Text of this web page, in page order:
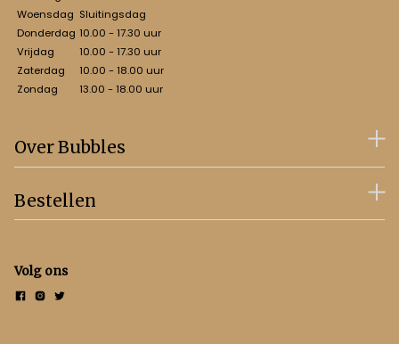
Woensdag Sluitingsdag
Donderdag 10.00 - 17.30 uur
Vrijdag
10.00 - 17.30 uur
Zaterdag
10.00 - 18.00 uur
Zondag
13.00 - 18.00 uur
Over Bubbles
Bestellen
Volg ons